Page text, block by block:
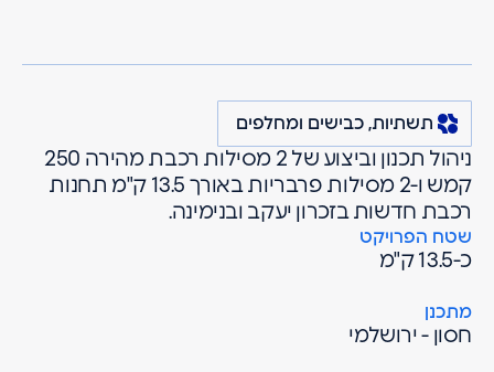
אביב חיפה - תת"ל
65 - קטע 3 בנימינה
זכרון יעקב
תשתיות, כבישים ומחלפים
ניהול תכנון וביצוע של 2 מסילות רכבת מהירה 250
קמש ו-2 מסילות פרבריות באורך 13.5 ק"מ תחנות
רכבת חדשות בזכרון יעקב ובנימינה.
מתכנן
חסון - ירושלמי
שטח הפרויקט
כ-13.5 ק"מ